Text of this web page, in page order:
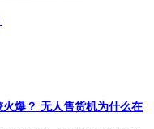
无人售货机为什么在